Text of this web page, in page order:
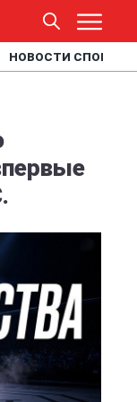
НОВОСТИ СПОРТА